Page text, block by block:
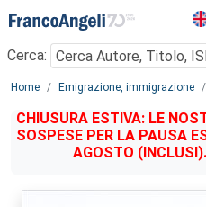
Menu
Cerca:
Main content
Home Emigrazione, immigrazione
CHIUSURA ESTIVA: LE
SOSPESE PER LA PAUSA
AGOSTO